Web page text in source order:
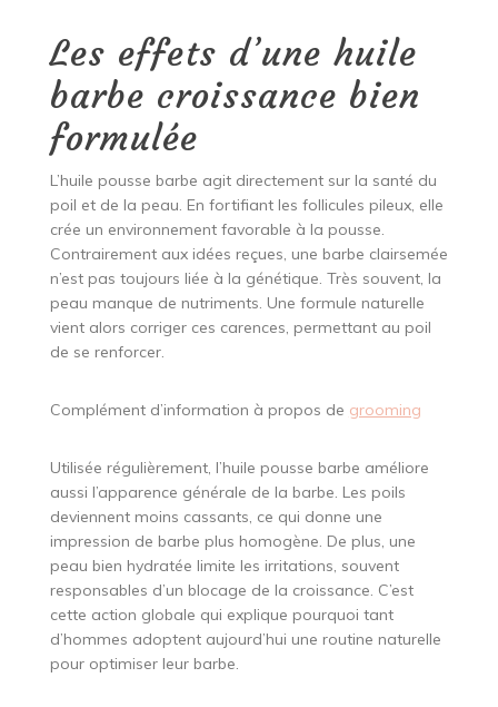
Les effets d’une huile
barbe croissance bien
formulée
L’huile pousse barbe agit directement sur la santé du
poil et de la peau. En fortifiant les follicules pileux, elle
crée un environnement favorable à la pousse.
Contrairement aux idées reçues, une barbe clairsemée
n’est pas toujours liée à la génétique. Très souvent, la
peau manque de nutriments. Une formule naturelle
vient alors corriger ces carences, permettant au poil
de se renforcer.
Complément d’information à propos de grooming
Utilisée régulièrement, l’huile pousse barbe améliore
aussi l’apparence générale de la barbe. Les poils
deviennent moins cassants, ce qui donne une
impression de barbe plus homogène. De plus, une
peau bien hydratée limite les irritations, souvent
responsables d’un blocage de la croissance. C’est
cette action globale qui explique pourquoi tant
d’hommes adoptent aujourd’hui une routine naturelle
pour optimiser leur barbe.